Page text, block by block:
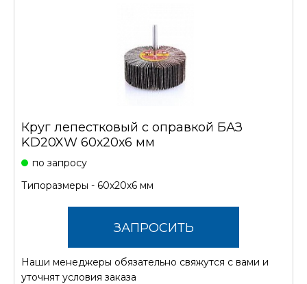
Круг лепестковый с оправкой БАЗ
KD20XW 60х20х6 мм
по запросу
Типоразмеры - 60х20х6 мм
ЗАПРОСИТЬ
СТОИМОСТЬ
Наши менеджеры обязательно свяжутся с вами и
уточнят условия заказа